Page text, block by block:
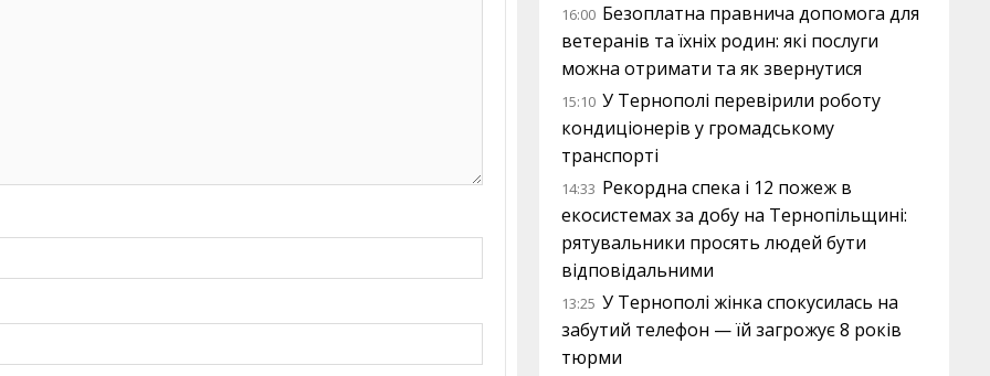
16:00 Безоплатна правнича допомога для
ветеранів та їхніх родин: які послуги
можна отримати та як звернутися
15:10 У Тернополі перевірили роботу
кондиціонерів у громадському
транспорті
14:33 Рекордна спека і 12 пожеж в
екосистемах за добу на Тернопільщині:
рятувальники просять людей бути
відповідальними
13:25 У Тернополі жінка спокусилась на
забутий телефон — їй загрожує 8 років
тюрми